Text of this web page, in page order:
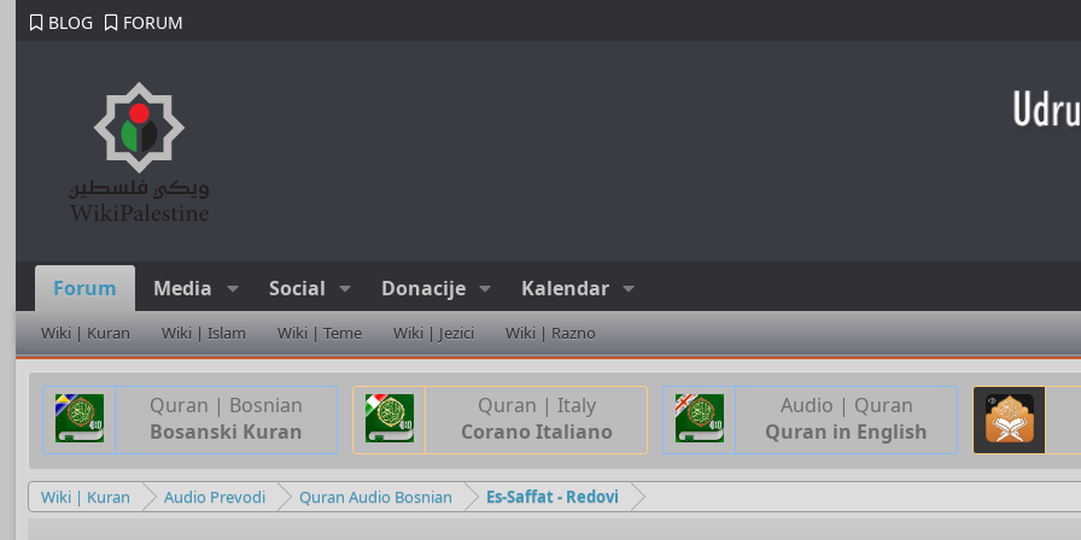
BLOG FORUM
Forum Media Social Donacije Kalendar
Wiki | Kuran Wiki | Islam Wiki | Teme Wiki | Jezici Wiki | Razno
Quran | Bosnian
Bosanski Kuran
Quran | Italy
Corano Italiano
Audio | Quran
Quran in English
Wiki | Kuran Audio Prevodi Quran Audio Bosnian Es-Saffat - Redovi